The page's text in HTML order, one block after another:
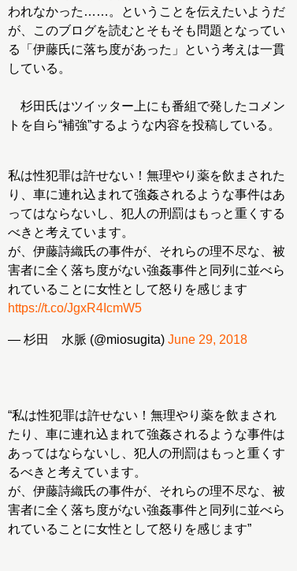
われなかった……。ということを伝えたいようだ
が、このブログを読むとそもそも問題となってい
る「伊藤氏に落ち度があった」という考えは一貫
している。
杉田氏はツイッター上にも番組で発したコメン
トを自ら“補強”するような内容を投稿している。
私は性犯罪は許せない！無理やり薬を飲まされた
り、車に連れ込まれて強姦されるような事件はあ
ってはならないし、犯人の刑罰はもっと重くする
べきと考えています。
が、伊藤詩織氏の事件が、それらの理不尽な、被
害者に全く落ち度がない強姦事件と同列に並べら
れていることに女性として怒りを感じます
https://t.co/JgxR4IcmW5
— 杉田 水脈 (@miosugita) June 29, 2018
“私は性犯罪は許せない！無理やり薬を飲まされ
たり、車に連れ込まれて強姦されるような事件は
あってはならないし、犯人の刑罰はもっと重くす
るべきと考えています。
が、伊藤詩織氏の事件が、それらの理不尽な、被
害者に全く落ち度がない強姦事件と同列に並べら
れていることに女性として怒りを感じます”